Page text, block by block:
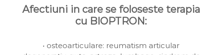
Afectiuni in care se foloseste terapia
cu BIOPTRON:
• osteoarticulare: reumatism articular